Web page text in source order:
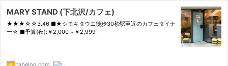
MARY STAND (下北沢/カフェ)
★★★☆☆3.46 ■★シモキタウエ徒歩30秒駅至近のカフェダイナ
ー☆ ■予算(夜):￥2,000～￥2,999
tabelog.com